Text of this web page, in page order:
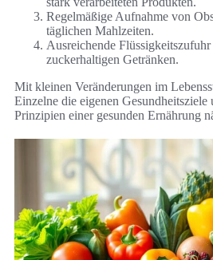
Regelmäßige Aufnahme von
täglichen Mahlzeiten.
Ausreichende Flüssigkeitszufuhr
zuckerhaltigen Getränken.
Mit kleinen Veränderungen im
Einzelne die eigenen Gesundheitsziele
Prinzipien einer gesunden Ernährung